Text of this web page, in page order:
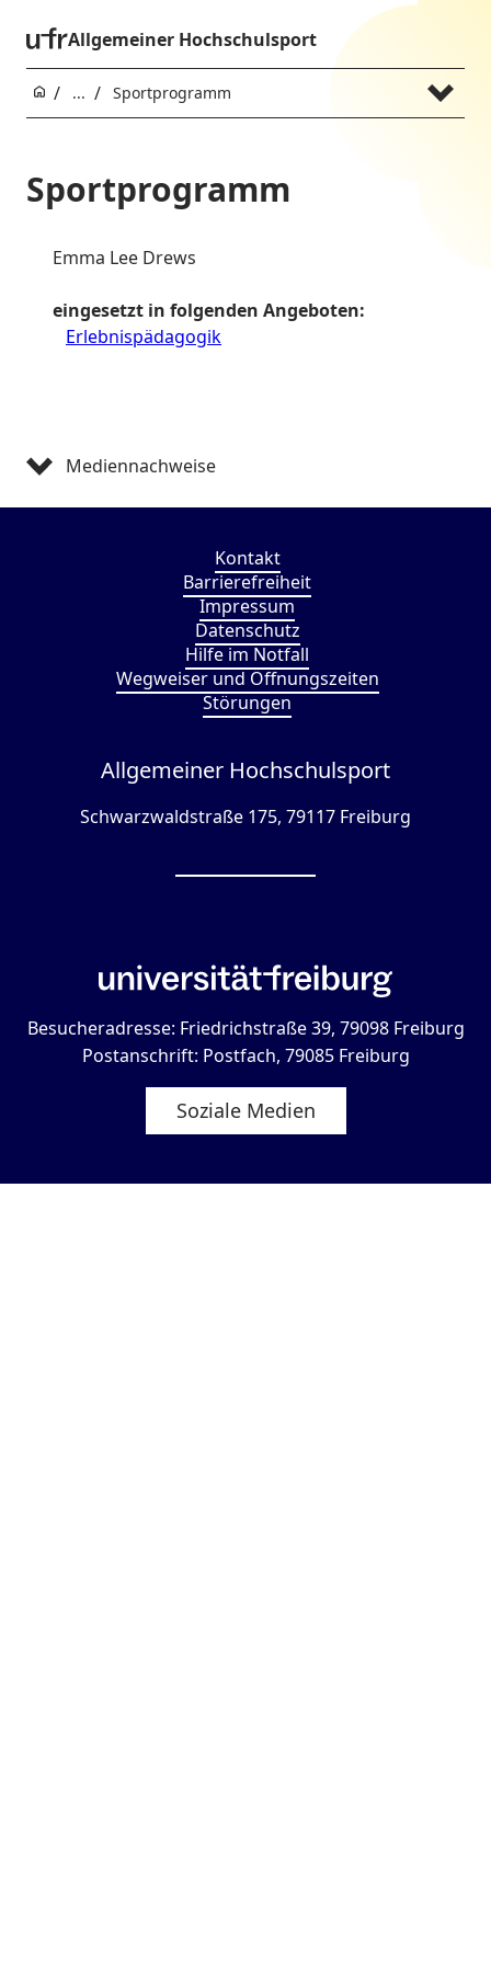
Allgemeiner Hochschulsport
... Sportprogramm
Sportprogramm
Emma Lee Drews
eingesetzt in folgenden Angeboten:
Erlebnispädagogik
Mediennachweise
Kontakt
Barrierefreiheit
Impressum
Datenschutz
Hilfe im Notfall
Wegweiser und Öffnungszeiten
Störungen
Allgemeiner Hochschulsport
Schwarzwaldstraße 175, 79117 Freiburg
Besucheradresse: Friedrichstraße 39, 79098 Freiburg
Postanschrift: Postfach, 79085 Freiburg
Soziale Medien